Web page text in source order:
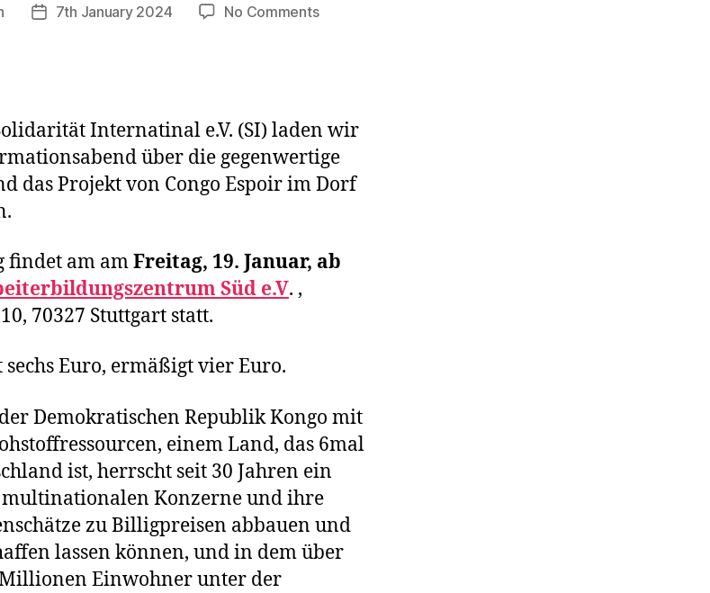
Post7th January 2024 No Commentson
Internatinal e.V. (SI) laden wir
über die gegenwertige
das Projekt von Congo Espoir im Dorf
findet am amFreitag, 19. Januar, ab
Süd e.V. ,
70327 Stuttgart statt.
Euro, ermäßigt vier Euro.
Demokratischen Republik Kongo mit
einem Land, das 6mal
ist, herrscht seit 30 Jahren ein
Konzerne und ihre
zu Billigpreisen abbauen und
lassen können, und in dem über
Einwohner unter der